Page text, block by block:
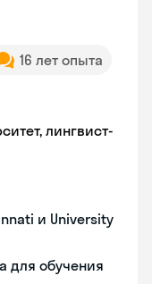
16 лет опыта
лингвист-
и University
для обучения